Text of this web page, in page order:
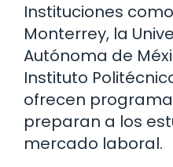
Instituciones
Monterrey, la
Autónoma de
Instituto
ofrecen
preparan a los
mercado laboral.